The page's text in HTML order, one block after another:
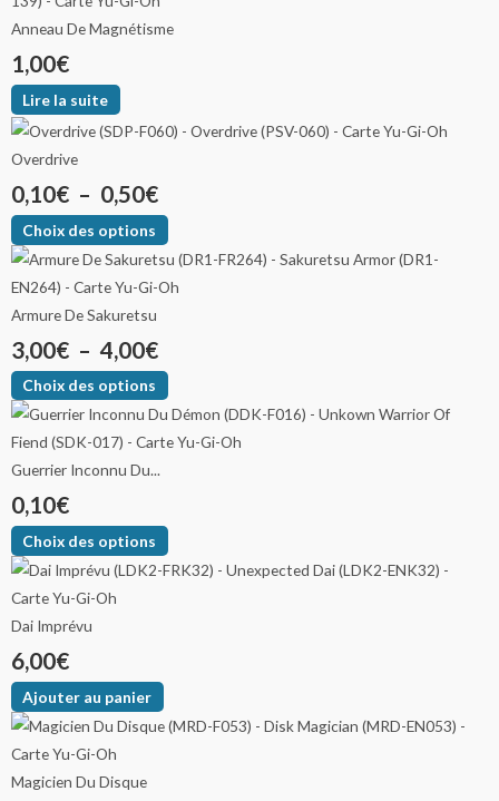
Anneau De Magnétisme
1,00€
Lire la suite
Overdrive
0,10€ – 0,50€
Choix des options
Armure De Sakuretsu
3,00€ – 4,00€
Choix des options
Guerrier Inconnu Du...
0,10€
Choix des options
Dai Imprévu
6,00€
Ajouter au panier
Magicien Du Disque